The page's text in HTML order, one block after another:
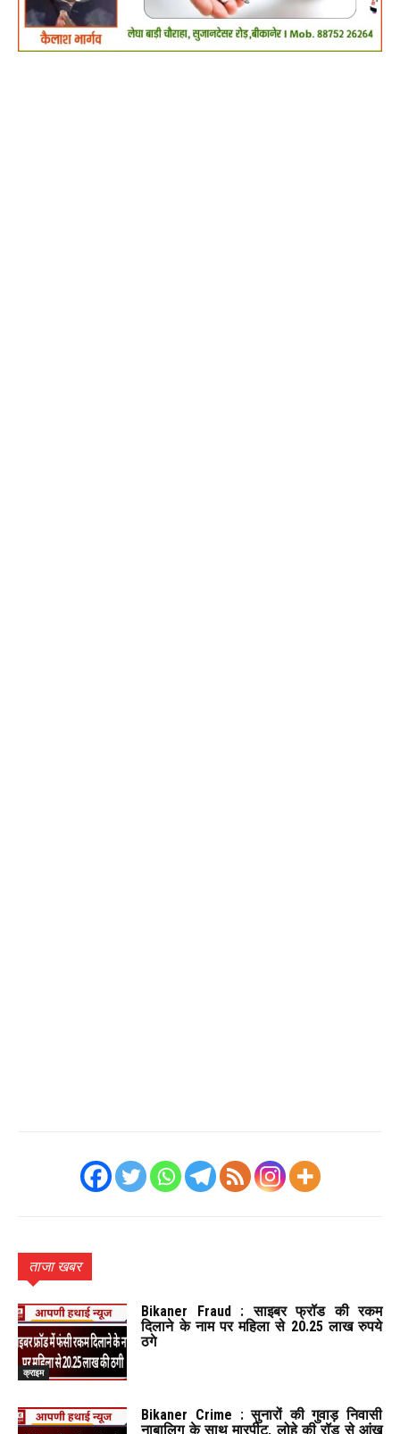
ताजा खबर
क्राइम
Bikaner Fraud : साइबर फ्रॉड की रकम
दिलाने के नाम पर महिला से 20.25 लाख रुपये
ठगे
Bikaner Crime : सुनारों की गुवाड़ निवासी
नाबालिग के साथ मारपीट, लोहे की रॉड से आंख